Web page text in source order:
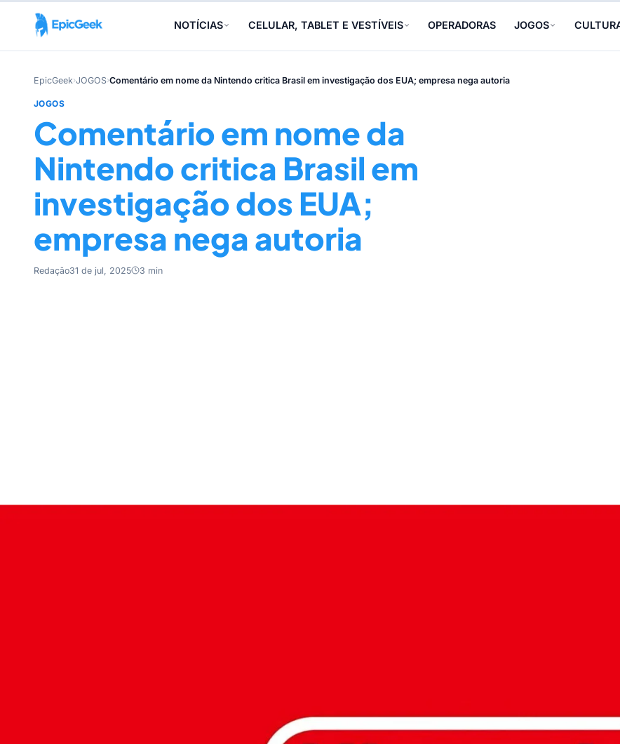
NOTÍCIAS CELULAR, TABLET E VESTÍVEIS OPERADORAS JOGOS
EpicGeek›JOGOS›Comentário em nome da Nintendo critica Brasil em investigação dos EUA; empresa nega autoria
JOGOS
Comentário em nome da
Nintendo critica Brasil em
investigação dos EUA;
empresa nega autoria
Redação31 de jul, 2025 3 min